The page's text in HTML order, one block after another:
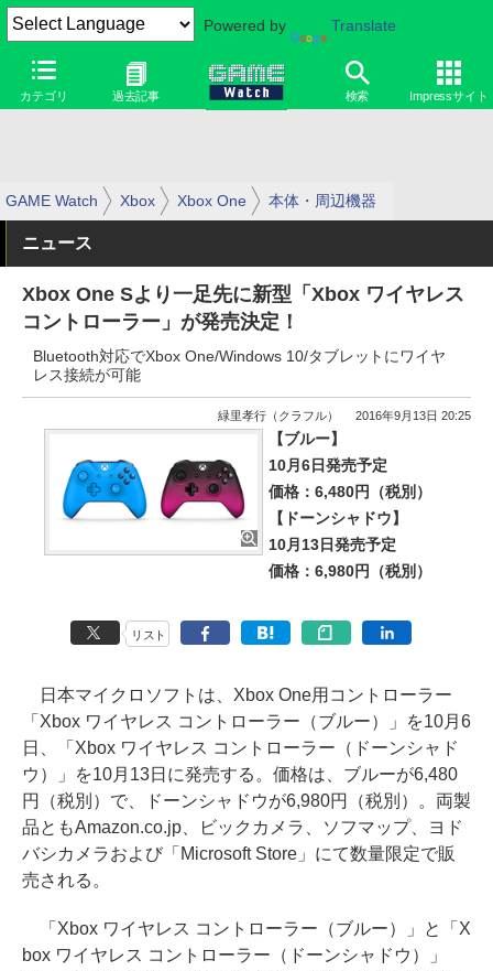
Powered by Translate
カテゴリ 過去記事 検索 Impressサイト
GAME Watch Xbox Xbox One 本体・周辺機器
ニュース
Xbox One Sより一足先に新型「Xbox ワイヤレス
コントローラー」が発売決定！
Bluetooth対応でXbox One/Windows 10/タブレットにワイヤ
レス接続が可能
緑里孝行（クラフル） 2016年9月13日 20:25
【ブルー】
10月6日発売予定
価格：6,480円（税別）
【ドーンシャドウ】
10月13日発売予定
価格：6,980円（税別）
リスト
日本マイクロソフトは、Xbox One用コントローラー
「Xbox ワイヤレス コントローラー（ブルー）」を10月6
日、「Xbox ワイヤレス コントローラー（ドーンシャド
ウ）」を10月13日に発売する。価格は、ブルーが6,480
円（税別）で、ドーンシャドウが6,980円（税別）。両製
品ともAmazon.co.jp、ビックカメラ、ソフマップ、ヨド
バシカメラおよび「Microsoft Store」にて数量限定で販
売される。
「Xbox ワイヤレス コントローラー（ブルー）」と「X
box ワイヤレス コントローラー（ドーンシャドウ）」